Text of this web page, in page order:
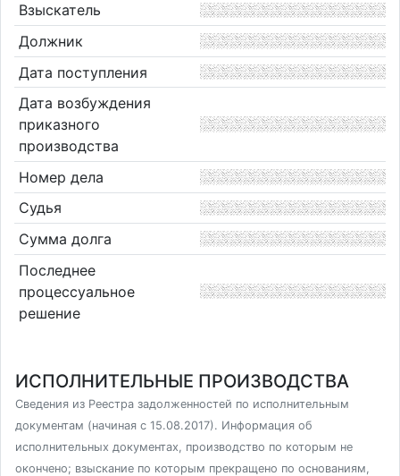
Взыскатель
Должник
Дата поступления
Дата возбуждения
приказного
производства
Номер дела
Судья
Сумма долга
Последнее
процессуальное
решение
ИСПОЛНИТЕЛЬНЫЕ ПРОИЗВОДСТВА
Сведения из Реестра задолженностей по исполнительным
документам (начиная с 15.08.2017). Информация об
исполнительных документах, производство по которым не
окончено; взыскание по которым прекращено по основаниям,